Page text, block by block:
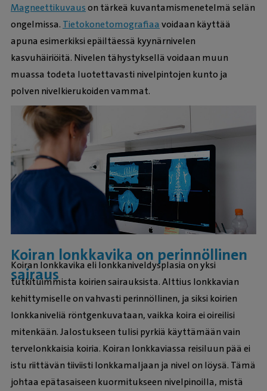
Magneettikuvauson tärkeä kuvantamismenetelmä selän
ongelmissa. Tietokonetomografiaa voidaan käyttää
apuna esimerkiksi epäiltäessä kyynärnivelen
kasvuhäiriöitä. Nivelen tähystyksellä voidaan muun
muassa todeta luotettavasti nivelpintojen kunto ja
polven nivelkierukoiden vammat.
Koiran lonkkavika on perinnöllinen
sairaus
Koiran lonkkavika eli lonkkaniveldysplasia on yksi
tutkituimmista koirien sairauksista. Alttius lonkkavian
kehittymiselle on vahvasti perinnöllinen, ja siksi koirien
lonkkaniveliä röntgenkuvataan, vaikka koira ei oireilisi
mitenkään. Jalostukseen tulisi pyrkiä käyttämään vain
tervelonkkaisia koiria. Koiran lonkkaviassa reisiluun pää ei
istu riittävän tiiviisti lonkkamaljaan ja nivel on löysä. Tämä
johtaa epätasaiseen kuormitukseen nivelpinoilla, mistä